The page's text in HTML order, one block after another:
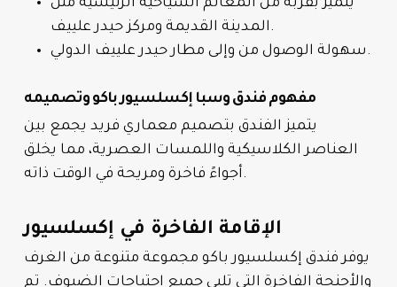
يتميز بقربه من المعالم السياحية الرئيسية مثل
المدينة القديمة ومركز حيدر علييف.
سهولة الوصول من وإلى مطار حيدر علييف الدولي.
مفهوم فندق وسبا إكسلسيور باكو وتصميمه
يتميز الفندق بتصميم معماري فريد يجمع بين
العناصر الكلاسيكية واللمسات العصرية، مما يخلق
أجواءً فاخرة ومريحة في الوقت ذاته.
الإقامة الفاخرة في إكسلسيور
يوفر فندق إكسلسيور باكو مجموعة متنوعة من الغرف
والأجنحة الفاخرة التي تلبي جميع احتياجات الضيوف. تم